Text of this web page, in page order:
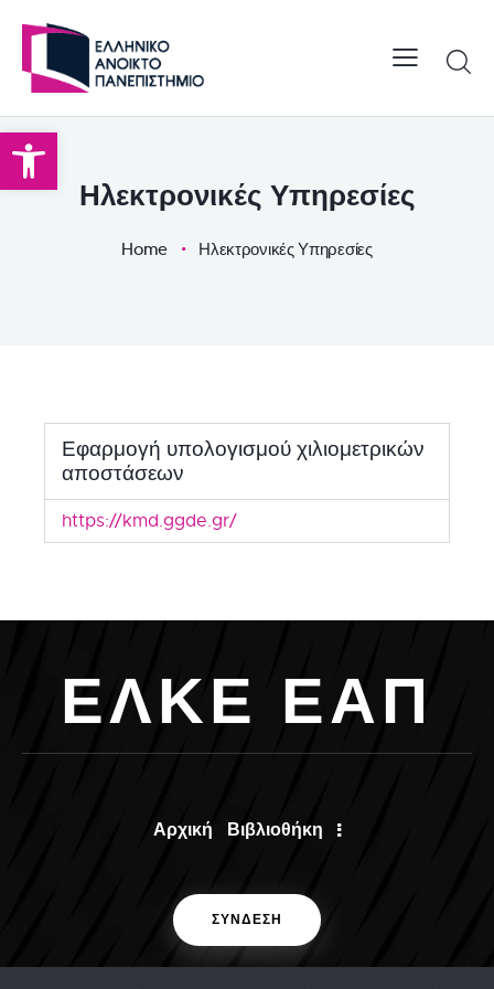
Open toolbar
Ηλεκτρονικές Υπηρεσίες
Home Ηλεκτρονικές Υπηρεσίες
Εφαρμογή υπολογισμού χιλιομετρικών
αποστάσεων
https://kmd.ggde.gr/
ΕΛΚΕ ΕΑΠ
Αρχική Βιβλιοθήκη
ΣΥΝΔΕΣΗ